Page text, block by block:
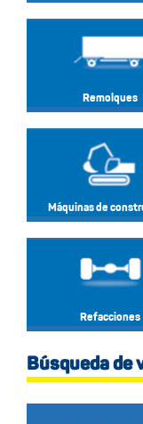
Remolques
Máquinas de
Refacciones
Búsqueda de